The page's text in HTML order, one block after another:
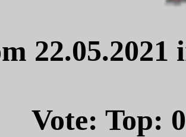
Vote: Top: 0